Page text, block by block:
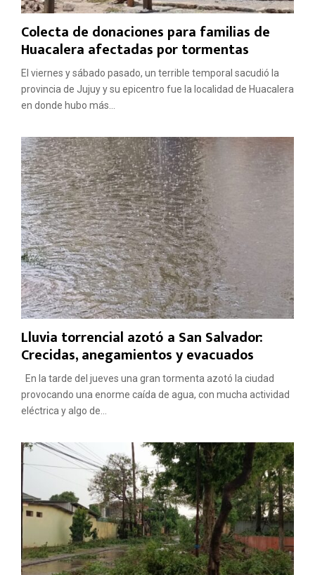
Colecta de donaciones para familias de
Huacalera afectadas por tormentas
El viernes y sábado pasado, un terrible temporal sacudió la
provincia de Jujuy y su epicentro fue la localidad de Huacalera
en donde hubo más...
Lluvia torrencial azotó a San Salvador:
Crecidas, anegamientos y evacuados
En la tarde del jueves una gran tormenta azotó la ciudad
provocando una enorme caída de agua, con mucha actividad
eléctrica y algo de...